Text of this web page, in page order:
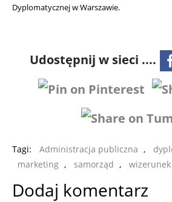
Dyplomatycznej w Warszawie.
Udostępnij w sieci ....
Tagi: Administracja publiczna ,
marketing , samorząd , wizerunek
Dodaj komentarz